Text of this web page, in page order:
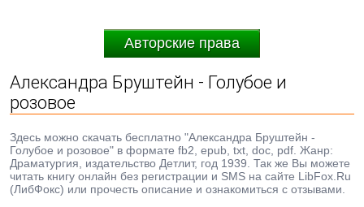
Авторские права
Александра Бруштейн - Голубое и
розовое
Здесь можно скачать бесплатно "Александра Бруштейн -
Голубое и розовое" в формате fb2, epub, txt, doc, pdf. Жанр:
Драматургия, издательство Детлит, год 1939. Так же Вы можете
читать книгу онлайн без регистрации и SMS на сайте LibFox.Ru
(ЛибФокс) или прочесть описание и ознакомиться с отзывами.